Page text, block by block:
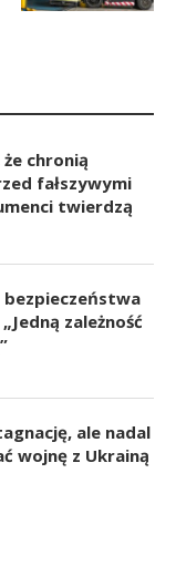
chronią
fałszywymi
twierdzą
bezpieczeństwa
zależność
ale nadal
wojnę z Ukrainą